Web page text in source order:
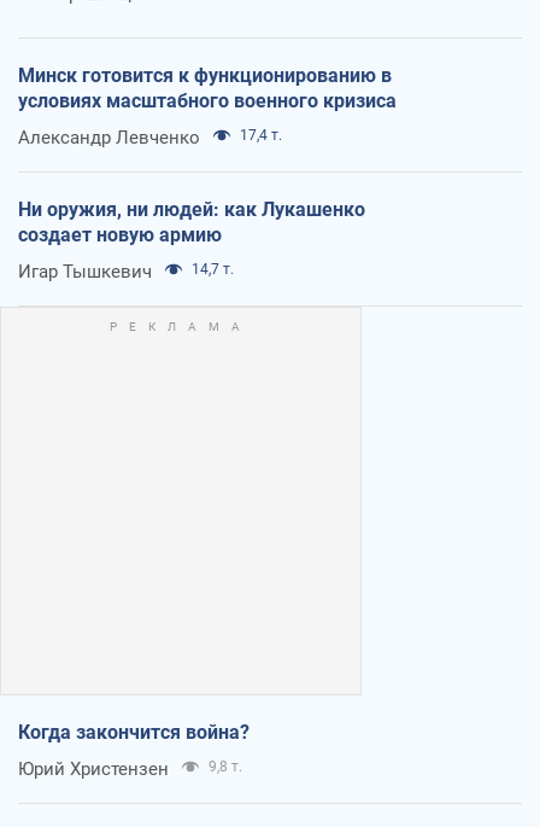
Минск готовится к функционированию в
условиях масштабного военного кризиса
Александр Левченко 17,4 т.
Ни оружия, ни людей: как Лукашенко
создает новую армию
Игар Тышкевич 14,7 т.
Когда закончится война?
Юрий Христензен 9,8 т.